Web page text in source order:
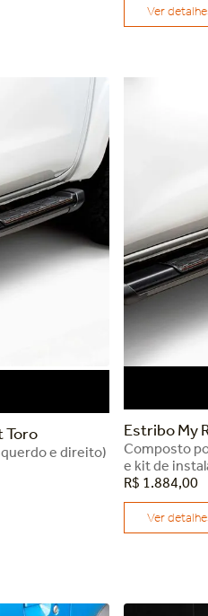
Ver
Toro
e direito)
Estribo My
Composto
e kit de
R$ 1 .884,00
Ver